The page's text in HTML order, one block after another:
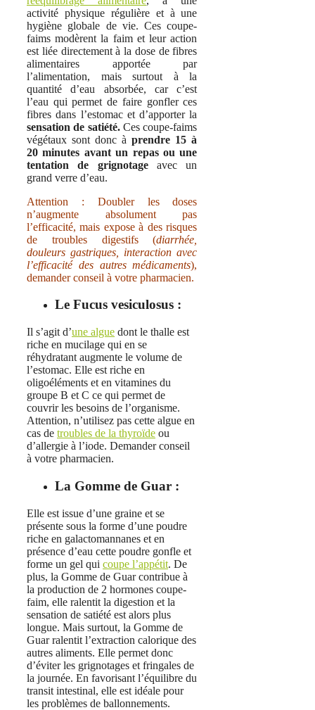
activité physique régulière et à une
hygiène globale de vie. Ces coupe-
faims modèrent la faim et leur action
est liée directement à la dose de fibres
alimentaires apportée par
l’alimentation, mais surtout à la
quantité d’eau absorbée, car c’est
l’eau qui permet de faire gonfler ces
fibres dans l’estomac et d’apporter la
sensation de satiété.Ces coupe-faims
végétaux sont donc àprendre 15 à
20 minutes avant un repas ou une
tentation de grignotageavec un
grand verre d’eau.
Attention : Doubler les doses
n’augmente absolument pas
l’efficacité, mais expose à des risques
de troubles digestifs (diarrhée,
douleurs gastriques, interaction avec
l’efficacité des autres médicaments),
demander conseil à votre pharmacien.
Le Fucus vesiculosus :
Il s’agit d’une algue dont le thalle est
riche en mucilage qui en se
réhydratant augmente le volume de
l’estomac. Elle est riche en
oligoéléments et en vitamines du
groupe B et C ce qui permet de
couvrir les besoins de l’organisme.
Attention, n’utilisez pas cette algue en
cas de troubles de la thyroïde ou
d’allergie à l’iode. Demander conseil
à votre pharmacien.
La Gomme de Guar :
Elle est issue d’une graine et se
présente sous la forme d’une poudre
riche en galactomannanes et en
présence d’eau cette poudre gonfle et
forme un gel qui coupe l’appétit. De
plus, la Gomme de Guar contribue à
la production de 2 hormones coupe-
faim, elle ralentit la digestion et la
sensation de satiété est alors plus
longue. Mais surtout, la Gomme de
Guar ralentit l’extraction calorique des
autres aliments. Elle permet donc
d’éviter les grignotages et fringales de
la journée. En favorisant l’équilibre du
transit intestinal, elle est idéale pour
les problèmes de ballonnements.